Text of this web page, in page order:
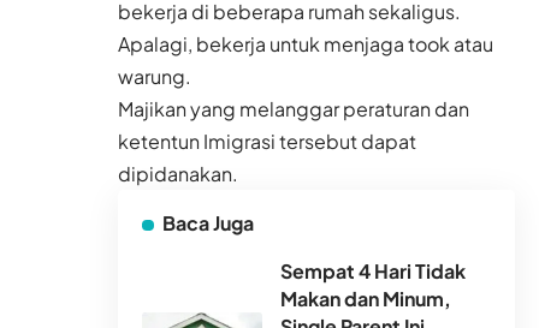
bekerja di beberapa rumah sekaligus.
Apalagi, bekerja untuk menjaga took atau
warung.
Majikan yang melanggar peraturan dan
ketentun Imigrasi tersebut dapat
dipidanakan.
Baca Juga
Sempat 4 Hari Tidak
Makan dan Minum,